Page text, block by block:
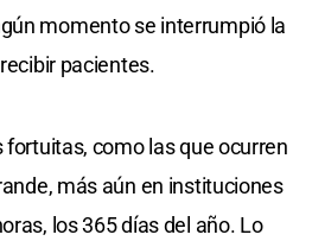
momento se interrumpió la
pacientes.
fortuitas, como las que ocurren
más aún en instituciones
los 365 días del año. Lo